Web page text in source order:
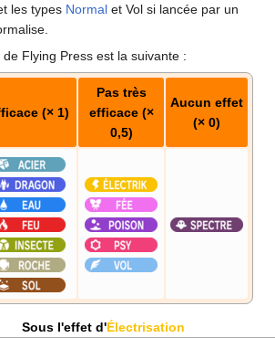
les types Normal et Vol si lancée par un
Flying Press est la suivante :
(× 1)
Pas très
efficace (×
0,5)
Aucun effet
(× 0)
Sous l'effet d'Électrisation